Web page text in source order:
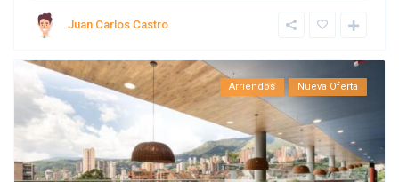
Juan Carlos Castro
Arriendos Nueva Oferta